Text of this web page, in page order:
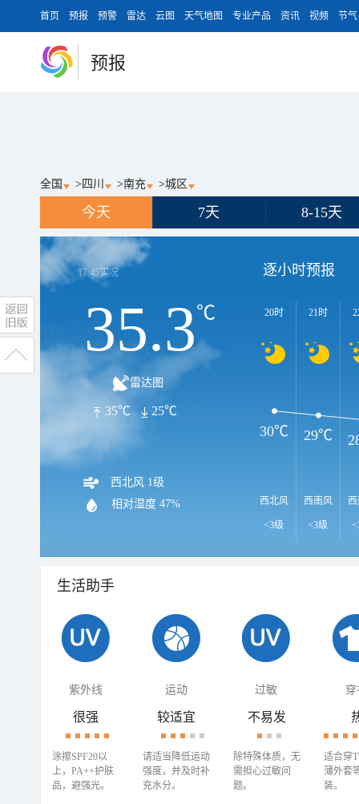
首页 预报 预警 雷达 云图 天气地图 专业产品 资讯 视频 节气
预报
全国 > 四川 >南充 >城区
今天 7天 8-15天
17:45实况
35.3℃
雷达图
35℃ 25℃
西北风 1级
相对湿度 47%
逐小时预报
20时
西北风
<3级
21时
西南风
<3级
30℃ 29℃
生活助手
紫外线 运动 过敏 穿
很强
涂擦SPF20以
上，PA++护肤
品，避强光。
较适宜
请适当降低运动
强度，并及时补
充水分。
不易发
除特殊体质，无
需担心过敏问
题。
适合穿
薄外套
装。